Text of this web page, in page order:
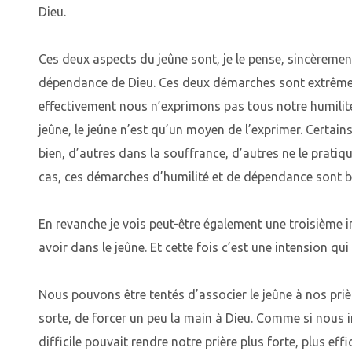
Dieu.
Ces deux aspects du jeûne sont, je le pense,
dépendance de Dieu. Ces deux démarches sont
effectivement nous n’exprimons pas tous notre
jeûne, le jeûne n’est qu’un moyen de l’exprimer.
bien, d’autres dans la souffrance, d’autres ne le
cas, ces démarches d’humilité et de dépendance sont
En revanche je vois peut-être également une
avoir dans le jeûne. Et cette fois c’est une intension
Nous pouvons être tentés d’associer le jeûne à nos
sorte, de forcer un peu la main à Dieu. Comme si nous
difficile pouvait rendre notre prière plus forte, plus